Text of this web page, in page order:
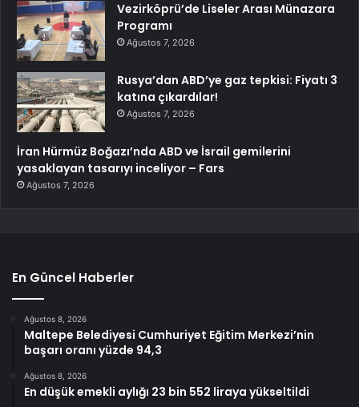
Vezirköprü’de Liseler Arası Münazara
Programı
Ağustos 7, 2026
Rusya’dan ABD’ye gaz tepkisi: Fiyatı 3
katına çıkardılar!
Ağustos 7, 2026
İran Hürmüz Boğazı’nda ABD ve İsrail gemilerini
yasaklayan tasarıyı inceliyor – Fars
Ağustos 7, 2026
En Güncel Haberler
Ağustos 8, 2026
Maltepe Belediyesi Cumhuriyet Eğitim Merkezi’nin
başarı oranı yüzde 94,3
Ağustos 8, 2026
En düşük emekli aylığı 23 bin 552 liraya yükseltildi